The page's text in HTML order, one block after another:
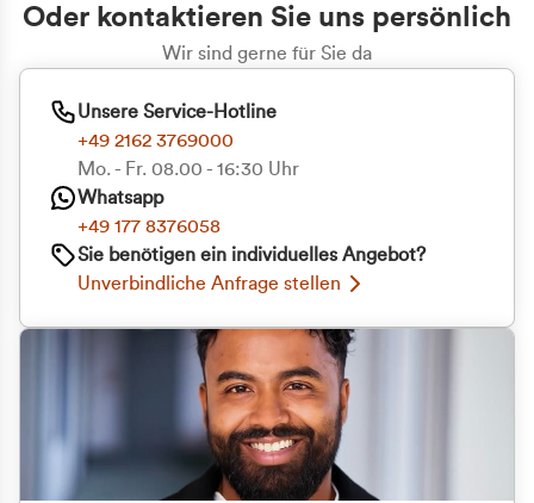
Oder kontaktieren Sie uns persönlich
Wir sind gerne für Sie da
Unsere Service-Hotline
+49 2162 3769000
Mo. - Fr. 08.00 - 16:30 Uhr
Whatsapp
+49 177 8376058
Sie benötigen ein individuelles Angebot?
Unverbindliche Anfrage stellen